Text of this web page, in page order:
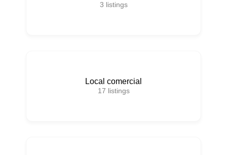
3 listings
Local comercial
17 listings